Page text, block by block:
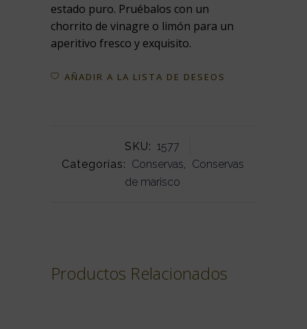
estado puro. Pruébalos con un
chorrito de vinagre o limón para un
aperitivo fresco y exquisito.
AÑADIR A LA LISTA DE DESEOS
SKU: 1577
Categorías: Conservas, Conservas
de marisco
Productos Relacionados